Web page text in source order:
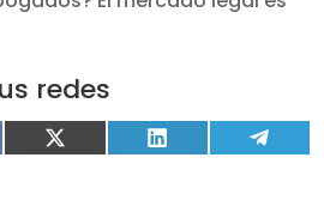
redes
Compartir
X Compartir
LinkedIn